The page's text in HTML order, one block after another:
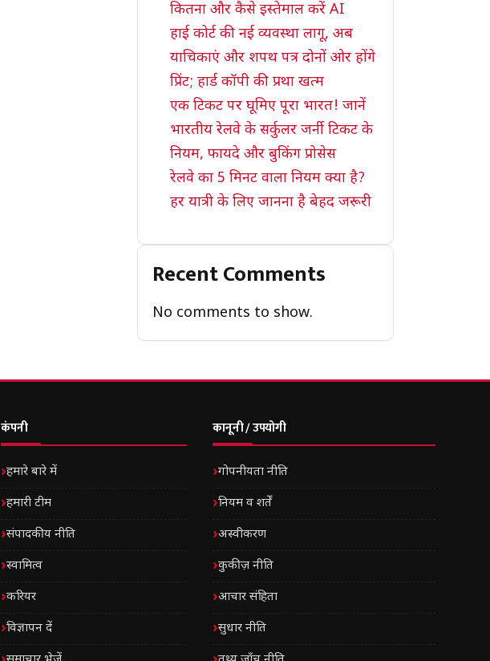
कितना और कैसे इस्तेमाल करें AI
हाई कोर्ट की नई व्यवस्था लागू, अब
याचिकाएं और शपथ पत्र दोनों ओर होंगे
प्रिंट; हार्ड कॉपी की प्रथा खत्म
एक टिकट पर घूमिए पूरा भारत! जानें
भारतीय रेलवे के सर्कुलर जर्नी टिकट के
नियम, फायदे और बुकिंग प्रोसेस
रेलवे का 5 मिनट वाला नियम क्या है?
हर यात्री के लिए जानना है बेहद जरूरी
Recent Comments
No comments to show.
कंपनी
हमारे बारे में
हमारी टीम
संपादकीय नीति
स्वामित्व
करियर
विज्ञापन दें
कानूनी / उपयोगी
गोपनीयता नीति
नियम व शर्तें
अस्वीकरण
कुकीज़ नीति
आचार संहिता
सुधार नीति